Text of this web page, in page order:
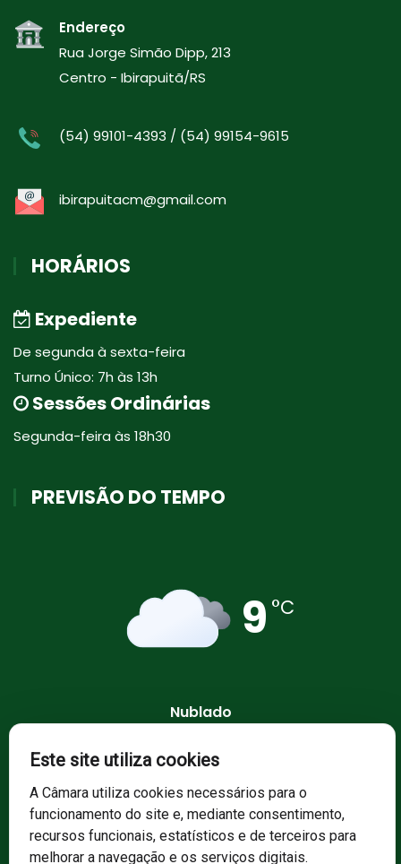
Endereço
Rua Jorge Simão Dipp, 213
Centro - Ibirapuitã/RS
(54) 99101-4393 / (54) 99154-9615
ibirapuitacm@gmail.com
HORÁRIOS
Expediente
De segunda à sexta-feira
Turno Único: 7h às 13h
Sessões Ordinárias
Segunda-feira às 18h30
PREVISÃO DO TEMPO
9 °C
Nublado
89 % 1014 mb
Este site utiliza cookies
A Câmara utiliza cookies necessários para o
funcionamento do site e, mediante consentimento,
recursos funcionais, estatísticos e de terceiros para
melhorar a navegação e os serviços digitais.